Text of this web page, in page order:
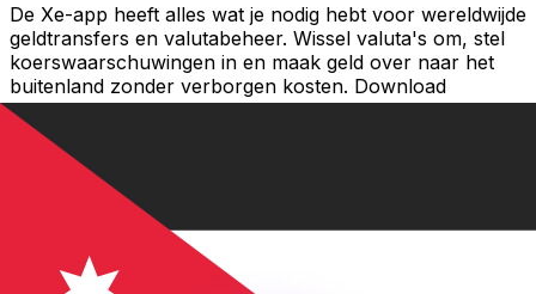
De Xe-app heeft alles wat je nodig hebt voor wereldwijde
geldtransfers en valutabeheer. Wissel valuta's om, stel
koerswaarschuwingen in en maak geld over naar het
buitenland zonder verborgen kosten. Download
vandaag nog!